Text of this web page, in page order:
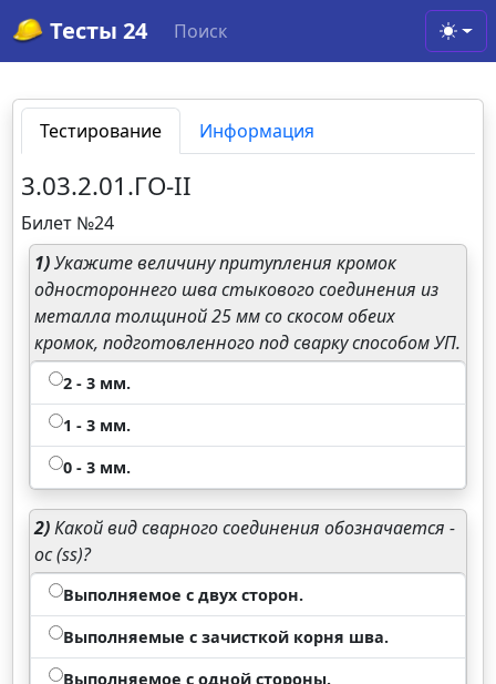
Тесты 24 Поиск
Тестирование Информация
3.03.2.01.ГО-II
Билет №24
1)Укажите величину притупления кромок
одностороннего шва стыкового соединения из
металла толщиной 25 мм со скосом обеих
кромок, подготовленного под сварку способом УП.
2 - 3 мм.
1 - 3 мм.
0 - 3 мм.
2)Какой вид сварного соединения обозначается -
ос (ss)?
Выполняемое с двух сторон.
Выполняемые с зачисткой корня шва.
Выполняемое с одной стороны.